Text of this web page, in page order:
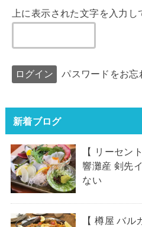
上に表示された文字を入力し
パスワードをお忘
新着ブログ
【 リーセン
響灘産 剣先
ない
【 樽屋 バ